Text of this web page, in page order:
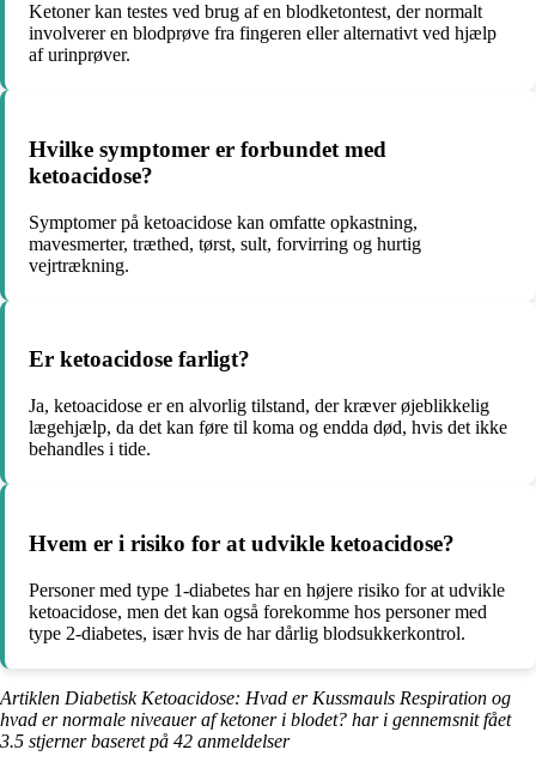
Ketoner kan testes ved brug af en blodketontest, der normalt
involverer en blodprøve fra fingeren eller alternativt ved hjælp
af urinprøver.
Hvilke symptomer er forbundet med
ketoacidose?
Symptomer på ketoacidose kan omfatte opkastning,
mavesmerter, træthed, tørst, sult, forvirring og hurtig
vejrtrækning.
Er ketoacidose farligt?
Ja, ketoacidose er en alvorlig tilstand, der kræver øjeblikkelig
lægehjælp, da det kan føre til koma og endda død, hvis det ikke
behandles i tide.
Hvem er i risiko for at udvikle ketoacidose?
Personer med type 1-diabetes har en højere risiko for at udvikle
ketoacidose, men det kan også forekomme hos personer med
type 2-diabetes, især hvis de har dårlig blodsukkerkontrol.
Artiklen Diabetisk Ketoacidose: Hvad er Kussmauls Respiration og
hvad er normale niveauer af ketoner i blodet? har i gennemsnit fået
3.5 stjerner baseret på 42 anmeldelser